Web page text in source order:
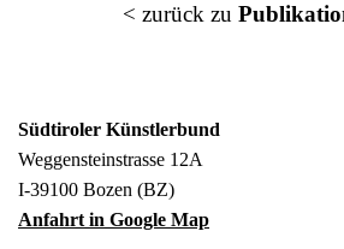
< zurück zu
Südtiroler Künstlerbund
Weggensteinstrasse 12A
I-39100 Bozen (BZ)
Anfahrt in Google Map